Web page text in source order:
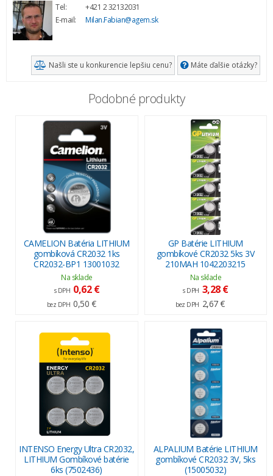
Tel:
+421 2 32132031
E-mail:
Milan.Fabian@agem.sk
Našli ste u konkurencie lepšiu cenu? Máte ďalšie otázky?
Podobné produkty
CAMELION Batéria LITHIUM
gombíková CR2032 1ks
CR2032-BP1 13001032
Na sklade
s DPH 0,62 €
bez DPH 0,50 €
GP Batérie LITHIUM
gombíkové CR2032 5ks 3V
210MAH 1042203215
Na sklade
s DPH 3,28 €
bez DPH 2,67 €
INTENSO Energy Ultra CR2032,
LITHIUM Gombíkové batérie
6ks (7502436)
ALPALIUM Batérie LITHIUM
gombíkové CR2032 3V, 5ks
(15005032)